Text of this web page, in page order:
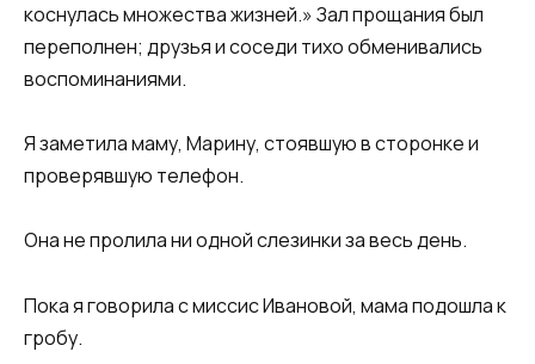
коснулась множества жизней.» Зал прощания был
переполнен; друзья и соседи тихо обменивались
воспоминаниями.
Я заметила маму, Марину, стоявшую в сторонке и
проверявшую телефон.
Она не пролила ни одной слезинки за весь день.
Пока я говорила с миссис Ивановой, мама подошла к
гробу.